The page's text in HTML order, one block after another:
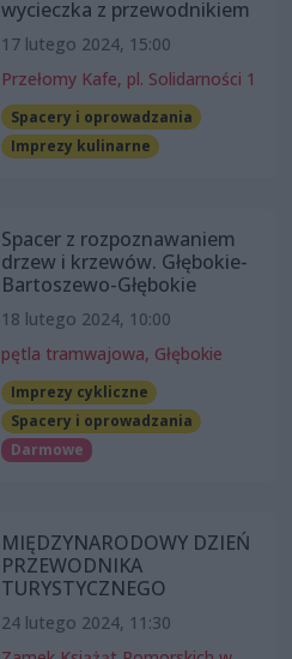
wycieczka z przewodnikiem
17 lutego 2024, 15:00
Przełomy Kafe, pl. Solidarności 1
Spacery i oprowadzania
Imprezy kulinarne
Spacer z rozpoznawaniem
drzew i krzewów. Głębokie-
Bartoszewo-Głębokie
18 lutego 2024, 10:00
pętla tramwajowa, Głębokie
Imprezy cykliczne
Spacery i oprowadzania
Darmowe
MIĘDZYNARODOWY DZIEŃ
PRZEWODNIKA
TURYSTYCZNEGO
24 lutego 2024, 11:30